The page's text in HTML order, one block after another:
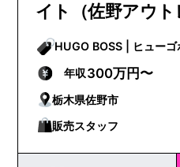
イト（佐野アウト
HUGO BOSS | ヒ
年収300万円〜
栃木県佐野市
販売スタッフ